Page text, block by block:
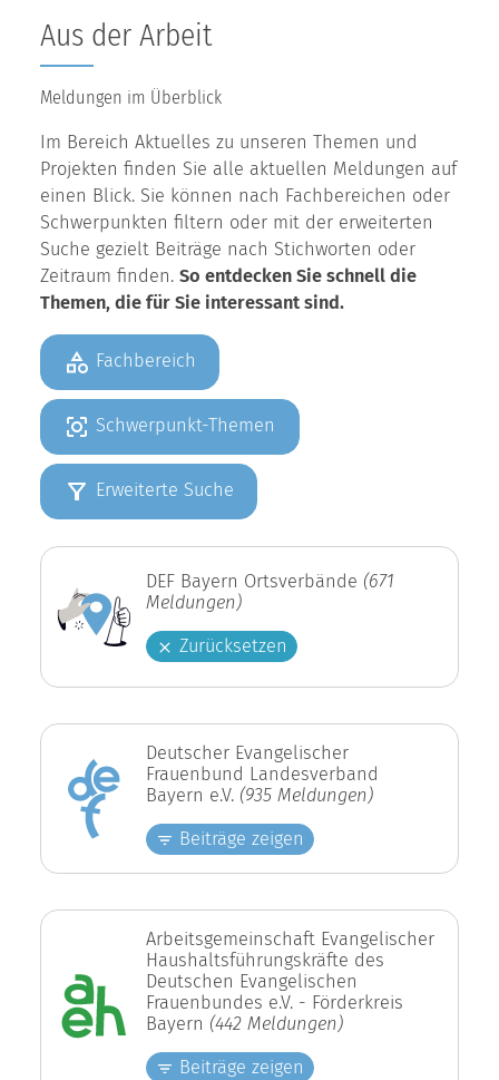
Aus der Arbeit
Meldungen im Überblick
Im Bereich Aktuelles zu unseren Themen und
Projekten finden Sie alle aktuellen Meldungen auf
einen Blick. Sie können nach Fachbereichen oder
Schwerpunkten filtern oder mit der erweiterten
Suche gezielt Beiträge nach Stichworten oder
Zeitraum finden. So entdecken Sie schnell die
Themen, die für Sie interessant sind.
Fachbereich
Schwerpunkt-Themen
Erweiterte Suche
DEF Bayern Ortsverbände (671
Meldungen)
Zurücksetzen
Deutscher Evangelischer
Frauenbund Landesverband
Bayern e.V. (935 Meldungen)
Beiträge zeigen
Arbeitsgemeinschaft Evangelischer
Haushaltsführungskräfte des
Deutschen Evangelischen
Frauenbundes e.V. - Förderkreis
Bayern (442 Meldungen)
Beiträge zeigen